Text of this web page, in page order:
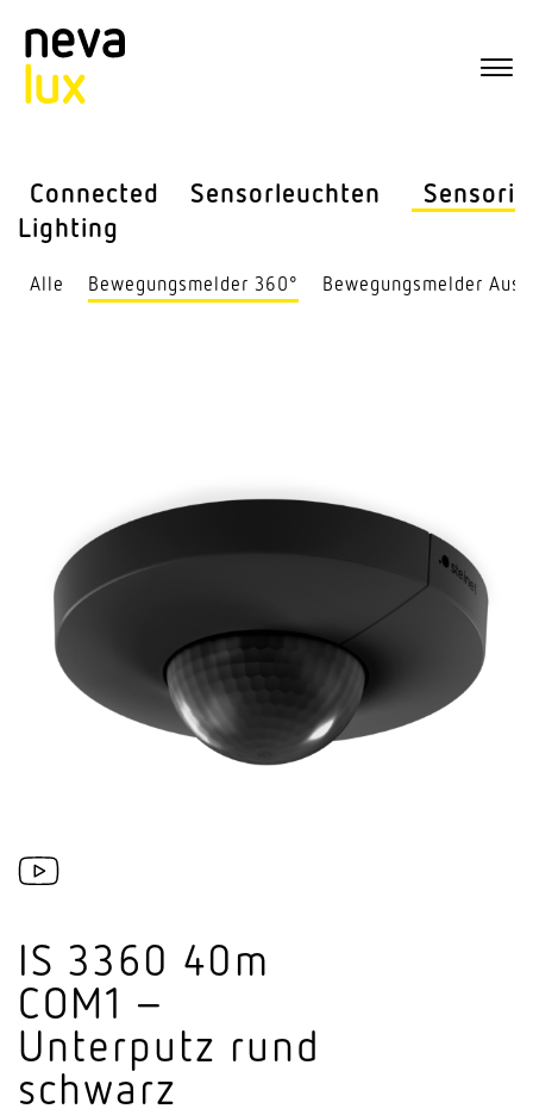
Connected
Lighting
Sensor­leuchten Sensorik
Alle Bewe­gungs­melder 360° Bewe­gungs­melder
IS 3360 40m
COM1 –
Unterputz rund
schwarz